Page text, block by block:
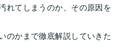
れてしまうのか、その原因を
のかまで徹底解説していきた